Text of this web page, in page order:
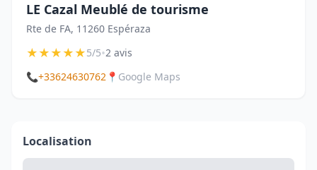
LE Cazal Meublé de tourisme
Rte de FA, 11260 Espéraza
★★★★★5/5•2 avis
📞+33624630762 📍 Google Maps
Localisation